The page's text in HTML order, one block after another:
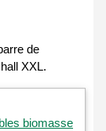
biomasse